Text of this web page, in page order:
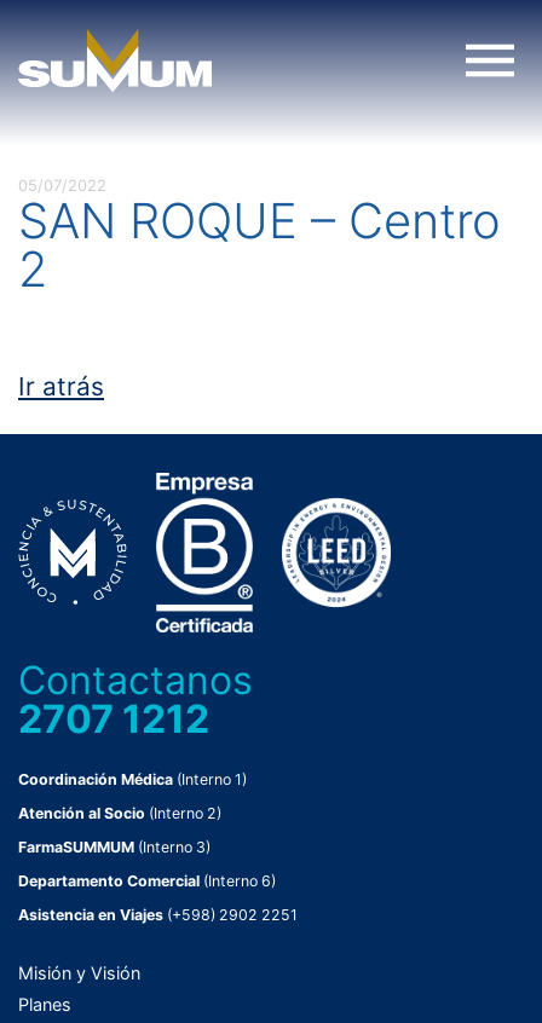
content
05/07/2022
SAN ROQUE – Centro
2
Ir atrás
Contactanos
2707 1212
Coordinación Médica (Interno 1)
Atención al Socio (Interno 2)
FarmaSUMMUM (Interno 3)
Departamento Comercial (Interno 6)
Asistencia en Viajes (+598) 2902 2251
Misión y Visión
Planes